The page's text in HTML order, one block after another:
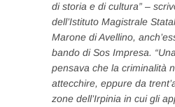
di storia e di cultura” –
dell’Istituto Magistrale
Marone di Avellino,
bando di Sos Impresa.
pensava che la criminalità
attecchire, eppure da
zone dell’Irpinia in cui gli